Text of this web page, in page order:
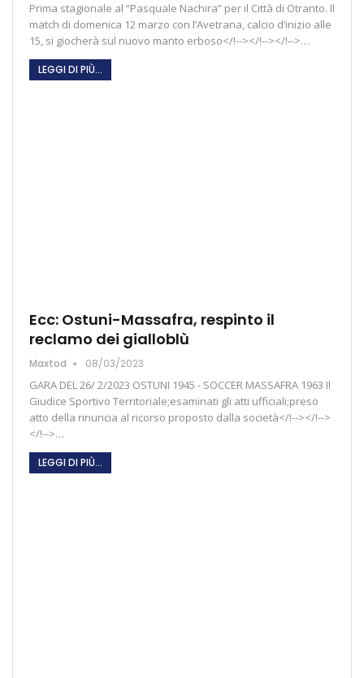
Prima stagionale al “Pasquale Nachira” per il Città di Otranto. Il
match di domenica 12 marzo con l’Avetrana, calcio d’inizio alle
15, si giocherà sul nuovo manto erboso</!--></!--></!-->…
LEGGI DI PIÙ...
Ecc: Ostuni-Massafra, respinto il
reclamo dei gialloblù
Maxtod 08/03/2023
GARA DEL 26/ 2/2023 OSTUNI 1945 - SOCCER MASSAFRA 1963 Il
Giudice Sportivo Territoriale;esaminati gli atti ufficiali;preso
atto della rinuncia al ricorso proposto dalla società</!--></!-->
</!-->…
LEGGI DI PIÙ...